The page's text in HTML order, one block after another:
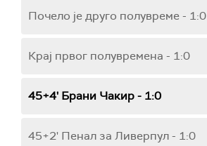
Почело је друго полувреме - 1:0
Крај првог полувремена - 1:0
45+4' Брани Чакир - 1:0
45+2' Пенал за Ливерпул - 1:0